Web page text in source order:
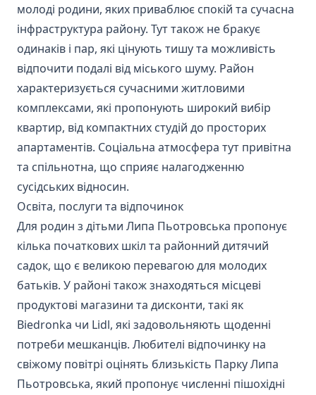
молоді родини, яких приваблює спокій та сучасна
інфраструктура району. Тут також не бракує
одинаків і пар, які цінують тишу та можливість
відпочити подалі від міського шуму. Район
характеризується сучасними житловими
комплексами, які пропонують широкий вибір
квартир, від компактних студій до просторих
апартаментів. Соціальна атмосфера тут привітна
та спільнотна, що сприяє налагодженню
сусідських відносин.
Освіта, послуги та відпочинок
Для родин з дітьми Липа Пьотровська пропонує
кілька початкових шкіл та районний дитячий
садок, що є великою перевагою для молодих
батьків. У районі також знаходяться місцеві
продуктові магазини та дисконти, такі як
Biedronka чи Lidl, які задовольняють щоденні
потреби мешканців. Любителі відпочинку на
свіжому повітрі оцінять близькість Парку Липа
Пьотровська, який пропонує численні пішохідні